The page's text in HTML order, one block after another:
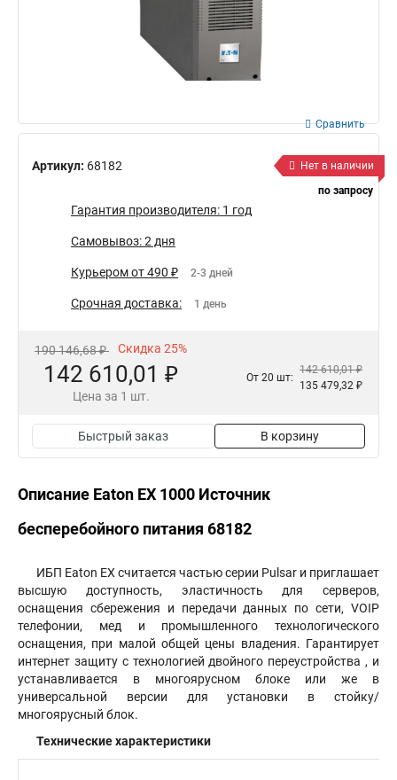
Артикул: 68182
Сравнить
Нет в наличии
по запросу
Гарантия производителя: 1 год
Самовывоз: 2 дня
Курьером от 490 ₽ 2-3 дней
Срочная доставка: 1 день
190 146,68 ₽ Скидка 25%
142 610,01 ₽
Цена за 1 шт.
От 20 шт:
142 610,01 ₽
135 479,32 ₽
Быстрый заказ В корзину
Описание Eaton EX 1000 Источник
бесперебойного питания 68182
ИБП Eaton EX считается частью серии Pulsar и приглашает
высшую доступность, эластичность для серверов,
оснащения сбережения и передачи данных по сети, VOIP
телефонии, мед и промышленного технологического
оснащения, при малой общей цены владения. Гарантирует
интернет защиту с технологией двойного переустройства , и
устанавливается в многоярусном блоке или же в
универсальной версии для установки в стойку/
многоярусный блок.
Технические характеристики